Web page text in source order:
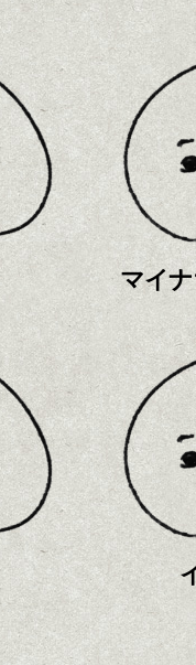
マイ